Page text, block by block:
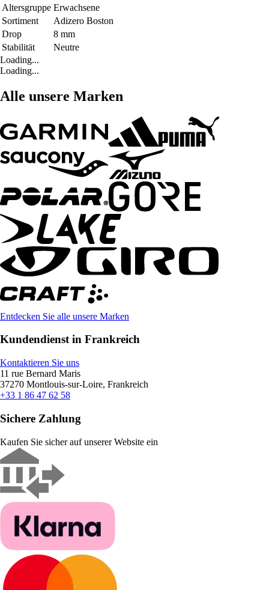
Altersgruppe Erwachsene
Sortiment
Adizero Boston
Drop
8 mm
Stabilität
Neutre
Loading...
Loading...
Alle unsere Marken
Entdecken Sie alle unsere Marken
Kundendienst in Frankreich
Kontaktieren Sie uns
11 rue Bernard Maris
37270 Montlouis-sur-Loire, Frankreich
+33 1 86 47 62 58
Sichere Zahlung
Kaufen Sie sicher auf unserer Website ein